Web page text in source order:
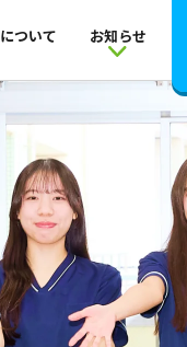
について お知らせ